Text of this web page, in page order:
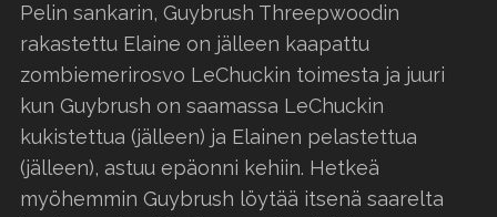
Pelin sankarin, Guybrush Threepwoodin
rakastettu Elaine on jälleen kaapattu
zombiemerirosvo LeChuckin toimesta ja juuri
kun Guybrush on saamassa LeChuckin
kukistettua (jälleen) ja Elainen pelastettua
(jälleen), astuu epäonni kehiin. Hetkeä
myöhemmin Guybrush löytää itsenä saarelta